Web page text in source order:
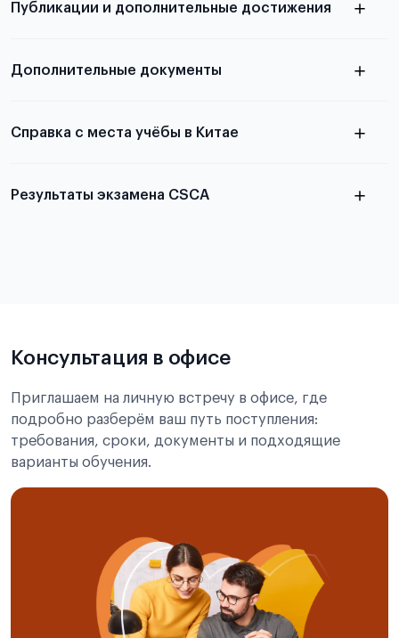
письма
статье
Публикации и дополнительные достижения
Дополнительные документы
Справка с места учёбы в Китае
Результаты экзамена CSCA
Консультация в офисе
Приглашаем на личную встречу в офисе, где
подробно разберём ваш путь поступления:
требования, сроки, документы и подходящие
варианты обучения.